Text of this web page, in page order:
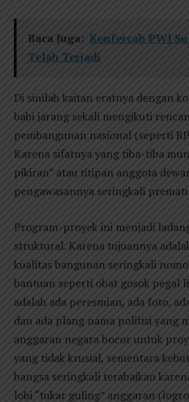
Baca Juga: Konfercab PWI
Telah Terjadi
Di sinilah kaitan eratnya dengan
babi jarang sekali mengikuti
pembangunan nasional (seperti
Karena sifatnya yang tiba-tiba
pikiran” atau titipan anggota
pengawasannya seringkali
Program-proyek ini menjadi
struktural. Karena tujuannya
kualitas bangunan seringkali
bantuan seperti obat gosok pegal
adalah ada peresmian, ada foto,
dan ada plang nama politisi yang
anggaran negara bocor untuk
yang tidak krusial, sementara
bangsa seringkali terabaikan
lobi “tukar guling” anggaran